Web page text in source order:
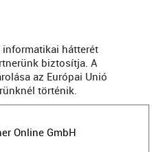
hátterét
biztosítja. A
az Európai Unió
történik.
Online GmbH